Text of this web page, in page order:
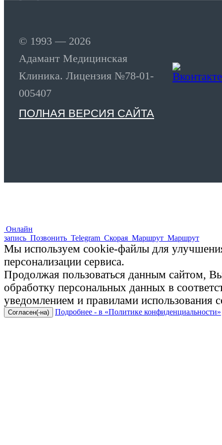
© 1993 — 2026
Адамант Медицинская
Клиника. Лицензия №78-01-
005407
ПОЛНАЯ ВЕРСИЯ САЙТА
Онлайн
запись Позвонить Telegram Скорая Маршрут Маршрут
Мы используем cookie-файлы для
персонализации сервиса.
Продолжая пользоваться данным сайтом, Вы
обработку персональных данных в
уведомлением и правилами использования
Согласен(-на) Подробнее - в «Политике конфиденциальности»